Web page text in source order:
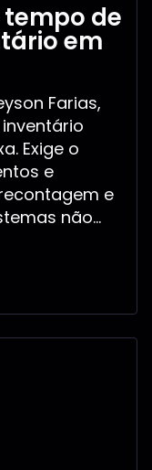
de
em
Farias,
Exige o
e
e
não...